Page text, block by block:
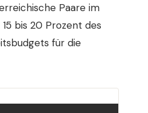
Paare im
bis 20 Prozent des
für die